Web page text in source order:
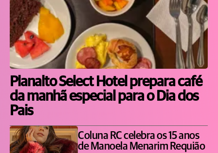
Planalto Select Hotel prepara café
da manhã especial para o Dia dos
Pais
Coluna RC celebra os 15 anos
de Manoela Menarim Requião